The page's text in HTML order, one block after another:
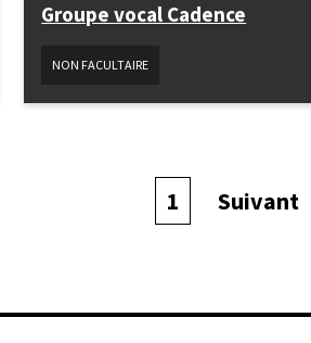
Groupe vocal Cadence
NON FACULTAIRE
Page
courante
1 Page
Suivant